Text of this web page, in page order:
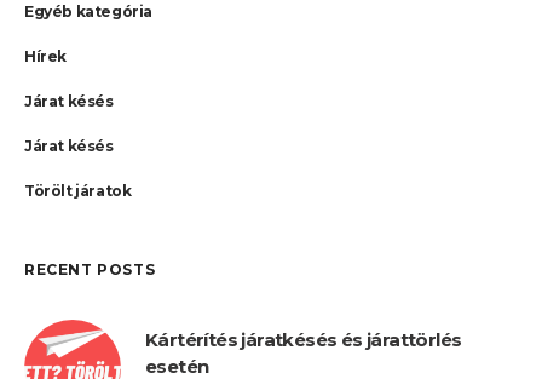
Egyéb kategória
Hírek
Járat késés
Járat késés
Törölt járatok
RECENT POSTS
Kártérítés járatkésés és járattörlés
esetén